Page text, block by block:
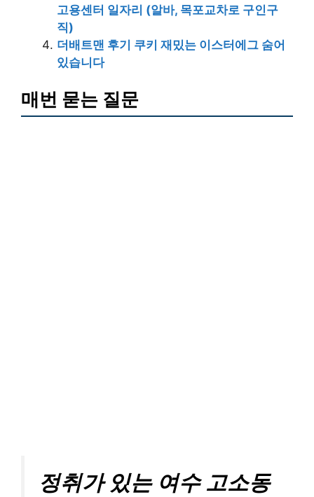
고용센터 일자리 (알바, 목포교차로 구인구
직)
더배트맨 후기 쿠키 재밌는 이스터에그 숨어
있습니다
매번 묻는 질문
정취가 있는 여수 고소동